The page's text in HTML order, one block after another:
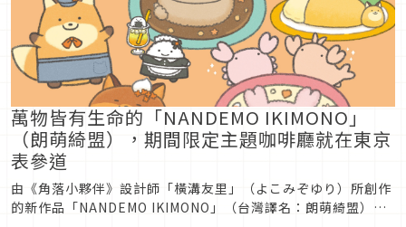
萬物皆有生命的「NANDEMO IKIMONO」
（朗萌綺盟），期間限定主題咖啡廳就在東京
表參道
由《角落小夥伴》設計師「橫溝友里」（よこみぞゆり）所創作
的新作品「NANDEMO IKIMONO」（台灣譯名：朗萌綺盟），